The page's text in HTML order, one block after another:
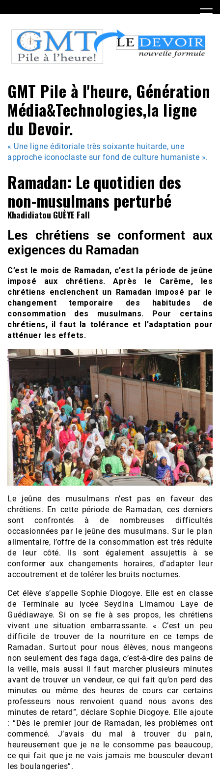
to
content
GMT Pile à l'heure, Génération
Média&Technologies,la ligne
du Devoir.
« Une ligne éditoriale très soixante huitarde, une
approche iconoclaste sur fond de culture humaniste ».
Ramadan: Le quotidien des
non-musulmans perturbé
Khadidiatou GUÈYE Fall
Les chrétiens se conforment aux
exigences du Ramadan
C’est le mois de Ramadan, c’est la période de jeûne
imposé aux chrétiens. Après le Carême, les
chrétiens enclenchent un Ramadan imposé par le
changement temporaire des habitudes de
consommation des musulmans. Pour certains
chrétiens, il faut la tolérance et l’adaptation pour
atténuer les effets.
Le jeûne des musulmans n’est pas en faveur des
chrétiens. En cette période de Ramadan, ces derniers
sont confrontés à de nombreuses difficultés
occasionnées par le jeûne des musulmans. Sur le plan
alimentaire, l’offre de la consommation est très réduite
de leur côté. Ils sont également assujettis à se
conformer aux changements horaires, d’adapter leur
accoutrement et de tolérer les bruits nocturnes.
Cet élève s’appelle Sophie Diogoye. Elle est en classe
de Terminale au lycée Seydina Limamou Laye de
Guédiawaye. Si on se fie à ses propos, les chrétiens
vivent une situation embarrassante. « C’est un peu
difficile de trouver de la nourriture en ce temps de
Ramadan. Surtout pour nous élèves, nous mangeons
non seulement des faga daga, c’est-à-dire des pains de
la veille, mais aussi il faut marcher plusieurs minutes
avant de trouver un vendeur, ce qui fait qu’on perd des
minutes ou même des heures de cours car certains
professeurs nous renvoient quand nous avons des
minutes de retard”, déclare Sophie Diogoye. Elle ajoute
: “Dès le premier jour de Ramadan, les problèmes ont
commencé. J’avais du mal à trouver du pain,
heureusement que je ne le consomme pas beaucoup,
ce qui fait que je ne vais jamais me bousculer devant
les boulangeries”.